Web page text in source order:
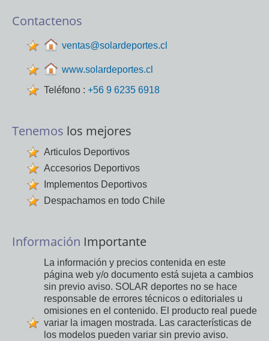
Contactenos
ventas@solardeportes.cl
www.solardeportes.cl
Teléfono : +56 9 6235 6918
Tenemos los mejores
Articulos Deportivos
Accesorios Deportivos
Implementos Deportivos
Despachamos en todo Chile
Información Importante
La información y precios contenida en este
página web y/o documento está sujeta a cambios
sin previo aviso. SOLAR deportes no se hace
responsable de errores técnicos o editoriales u
omisiones en el contenido. El producto real puede
variar la imagen mostrada. Las características de
los modelos pueden variar sin previo aviso.